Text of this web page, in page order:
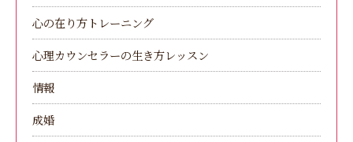
心の在り方トレーニング
心理カウンセラーの生き方レッスン
情報
成婚